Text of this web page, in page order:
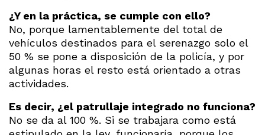
¿Y en la práctica, se cumple con ello?
No, porque lamentablemente del total de
vehículos destinados para el serenazgo solo el
50 % se pone a disposición de la policía, y por
algunas horas el resto está orientado a otras
actividades.
Es decir, ¿el patrullaje integrado no funciona?
No se da al 100 %. Si se trabajara como está